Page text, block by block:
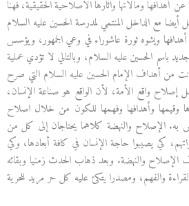
أهدافها ومآلاتها وآثارها الاصلاحية الحقيقية، فهنا
مع الداخل المنتمي لمدرسة الحسين عليه السلام
ويشوه ثورة عاشوراء في وعي الجمهور، ويؤسس
الحسين عليه السلام، وبالتالي لا تؤدي عملية
دورها المراد منها.(1) كانت من أهداف الإمام الحسين عليه السلام التي صرح
إصلاح واقع الأمة، لأن الواقع هو صناعة الإنسان،
وقيمها وأهدافها وفهمها للكون من خلال اصلاح
به. الإصلاح والنهضة كلاهما يحتاجان إلى كل من
كي يصيبوا حاجة الإنسان في كافة أبعادها، وكي
الإصلاح والنهضة. وبعد ذهاب الحدث زمنيا وبقائه
والفهم، ومصدرا يتكئ عليه كل حر مريد للحرية